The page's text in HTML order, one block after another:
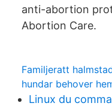
anti-abortion
Abortion Care.
Familjeratt
hundar behover
Linux du